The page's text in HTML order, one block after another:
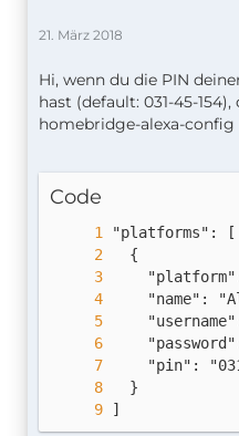
21. März 2018
Hi, wenn du die PIN
hast (default: 031-45-
homebridge-alexa-config
Code
]